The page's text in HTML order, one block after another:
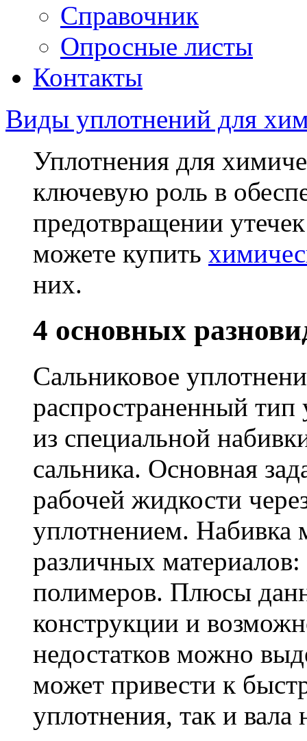
Справочник
Опросные листы
Контакты
Виды уплотнений для
Уплотнения для
ключевую роль в
предотвращении
можете купить
них.
4 основных
Сальниковое
распространенный тип
из специальной
сальника. Основная
рабочей жидкости
уплотнением. Набивка
различных материалов:
полимеров. Плюсы
конструкции и
недостатков можно
может привести к
уплотнения, так и вала